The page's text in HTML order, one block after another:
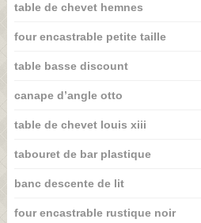
table de chevet hemnes
four encastrable petite taille
table basse discount
canape d’angle otto
table de chevet louis xiii
tabouret de bar plastique
banc descente de lit
four encastrable rustique noir